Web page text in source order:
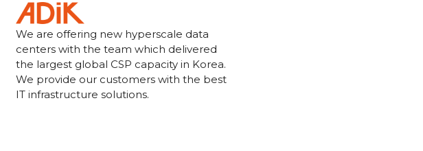
We are offering new hyperscale data
centers with the team which delivered
the largest global CSP capacity in Korea.
We provide our customers with the best
IT infrastructure solutions.